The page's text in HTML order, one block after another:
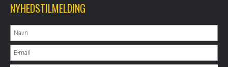
NYHEDSTILMELDING